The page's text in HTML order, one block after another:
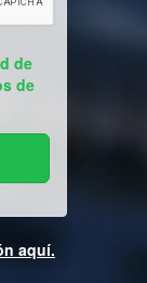
de
de
aquí.